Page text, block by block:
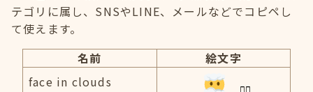
テゴリに属し、SNSやLINE、メールなどでコピペし
て使えます。
名前
絵文字
face in clouds